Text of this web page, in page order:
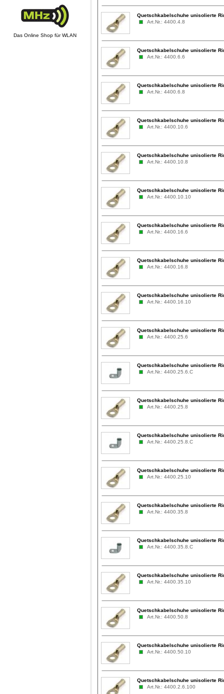
Das Online Shop für WLAN
Quetschkabelschuhe unisolierte
Art.Nr.: 4400.4.8
Quetschkabelschuhe unisolierte
Art.Nr.: 4400.6.6
Quetschkabelschuhe unisolierte
Art.Nr.: 4400.6.8
Quetschkabelschuhe unisolierte
Art.Nr.: 4400.10.6
Quetschkabelschuhe unisolierte
Art.Nr.: 4400.10.8
Quetschkabelschuhe unisolierte
Art.Nr.: 4400.10.10
Quetschkabelschuhe unisolierte
Art.Nr.: 4400.16.6
Quetschkabelschuhe unisolierte
Art.Nr.: 4400.16.8
Quetschkabelschuhe unisolierte
Art.Nr.: 4400.16.10
Quetschkabelschuhe unisolierte
Art.Nr.: 4400.25.6
Quetschkabelschuhe unisolierte
Art.Nr.: 4400.25.6.C
Quetschkabelschuhe unisolierte
Art.Nr.: 4400.25.8
Quetschkabelschuhe unisolierte
Art.Nr.: 4400.25.8.C
Quetschkabelschuhe unisolierte
Art.Nr.: 4400.25.10
Quetschkabelschuhe unisolierte
Art.Nr.: 4400.35.8
Quetschkabelschuhe unisolierte
Art.Nr.: 4400.35.8.C
Quetschkabelschuhe unisolierte
Art.Nr.: 4400.35.10
Quetschkabelschuhe unisolierte
Art.Nr.: 4400.50.8
Quetschkabelschuhe unisolierte
Art.Nr.: 4400.50.10
Quetschkabelschuhe unisolierte
Art.Nr.: 4400.2.6.100